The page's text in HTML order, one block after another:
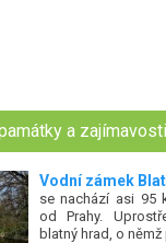
a
Vodní zámek
se nachází asi 95
od Prahy.
blatný hrad, o